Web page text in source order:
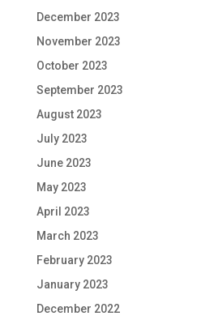
December 2023
November 2023
October 2023
September 2023
August 2023
July 2023
June 2023
May 2023
April 2023
March 2023
February 2023
January 2023
December 2022